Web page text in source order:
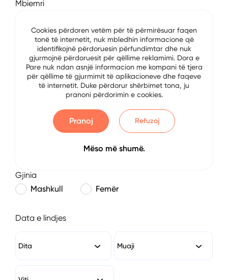
Mbiemri
E-mail
Numri i Telefonit
Gjinia
Mashkull
Femër
Data e lindjes
Dita Muaji
Cookies përdoren vetëm për të përmirësuar faqen
tonë të internetit, nuk mbledhin informacione që
identifikojnë përdoruesin përfundimtar dhe nuk
gjurmojnë përdoruesit për qëllime reklamimi. Dora e
Pare nuk ndan asnjë informacion me kompani të tjera
për qëllime të gjurmimit të aplikacioneve dhe faqeve
të internetit. Duke përdorur shërbimet tona, ju
pranoni përdorimin e cookies.
Pranoj Refuzoj
Mëso më shumë.